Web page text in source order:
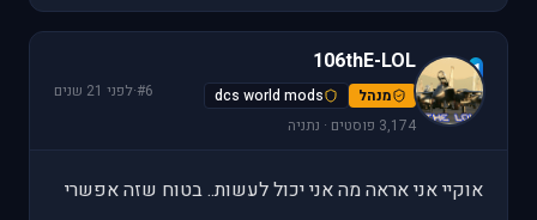
1
106thE-LOL
מנהל
dcs world mods
3,174 פוסטים · נתניה
#6
·לפני 21 שנים
אוקיי אני אראה מה אני יכול לעשות.. בטוח שזה אפשרי